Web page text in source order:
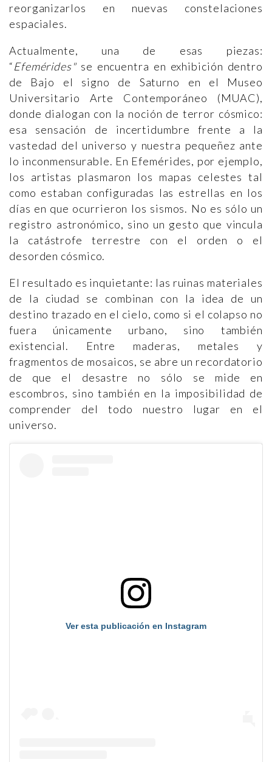
reorganizarlos en nuevas constelaciones
espaciales.
Actualmente, una de esas piezas:
“Efemérides"se encuentra en exhibición dentro
de Bajo el signo de Saturno en el Museo
Universitario Arte Contemporáneo (MUAC),
donde dialogan con la noción de terror cósmico:
esa sensación de incertidumbre frente a la
vastedad del universo y nuestra pequeñez ante
lo inconmensurable. En Efemérides, por ejemplo,
los artistas plasmaron los mapas celestes tal
como estaban configuradas las estrellas en los
días en que ocurrieron los sismos. No es sólo un
registro astronómico, sino un gesto que vincula
la catástrofe terrestre con el orden o el
desorden cósmico.
El resultado es inquietante: las ruinas materiales
de la ciudad se combinan con la idea de un
destino trazado en el cielo, como si el colapso no
fuera únicamente urbano, sino también
existencial. Entre maderas, metales y
fragmentos de mosaicos, se abre un recordatorio
de que el desastre no sólo se mide en
escombros, sino también en la imposibilidad de
comprender del todo nuestro lugar en el
universo.
Ver esta publicación en Instagram